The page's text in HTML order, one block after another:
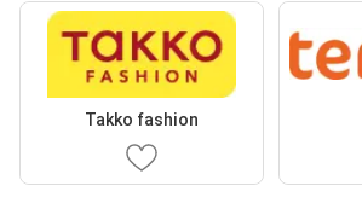
Takko fashion